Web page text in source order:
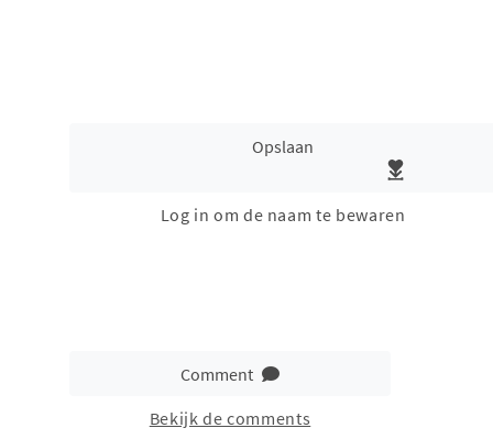
Opslaan
Log in om de naam te bewaren
Comment
Bekijk de comments